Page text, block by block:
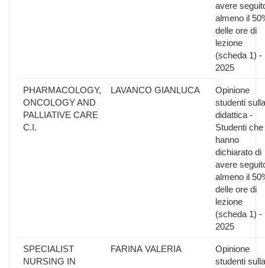
avere
almeno il
delle ore di
lezione
(scheda 1) -
2025
PHARMACOLOGY,
ONCOLOGY AND
PALLIATIVE CARE
C.I.
LAVANCO GIANLUCA
Opinione
studenti sulla
didattica -
Studenti che
hanno
dichiarato di
avere
almeno il
delle ore di
lezione
(scheda 1) -
2025
SPECIALIST
NURSING IN
FARINA VALERIA
Opinione
studenti sulla